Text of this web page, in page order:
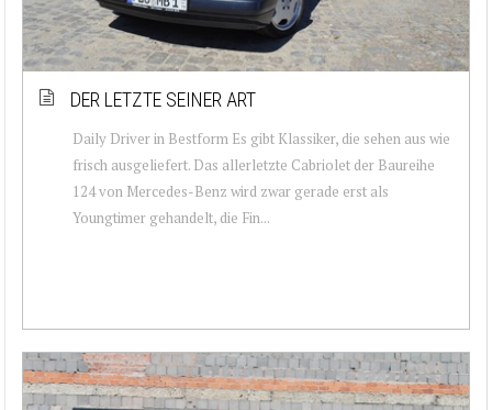
DER LETZTE SEINER ART
Daily Driver in Bestform Es gibt Klassiker, die sehen aus wie
frisch ausgeliefert. Das allerletzte Cabriolet der Baureihe
124 von Mercedes-Benz wird zwar gerade erst als
Youngtimer gehandelt, die Fin...